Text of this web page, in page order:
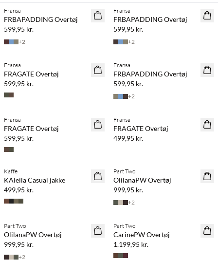
NYHED
Fransa
FRBAPADDING Overtøj
599,95 kr.
+2
NYHED
Fransa
FRBAPADDING Overtøj
599,95 kr.
+2
NYHED
Fransa
FRAGATE Overtøj
599,95 kr.
NYHED
Fransa
FRBAPADDING Overtøj
599,95 kr.
+2
NYHED
Fransa
FRAGATE Overtøj
599,95 kr.
NYHED
Fransa
FRAGATE Overtøj
499,95 kr.
NYHED
Kaffe
KAleila Casual jakke
499,95 kr.
NYHED
Part Two
OlilanaPW Overtøj
999,95 kr.
+2
NYHED
Part Two
OlilanaPW Overtøj
999,95 kr.
+2
NYHED
Part Two
CarinePW Overtøj
1.199,95 kr.